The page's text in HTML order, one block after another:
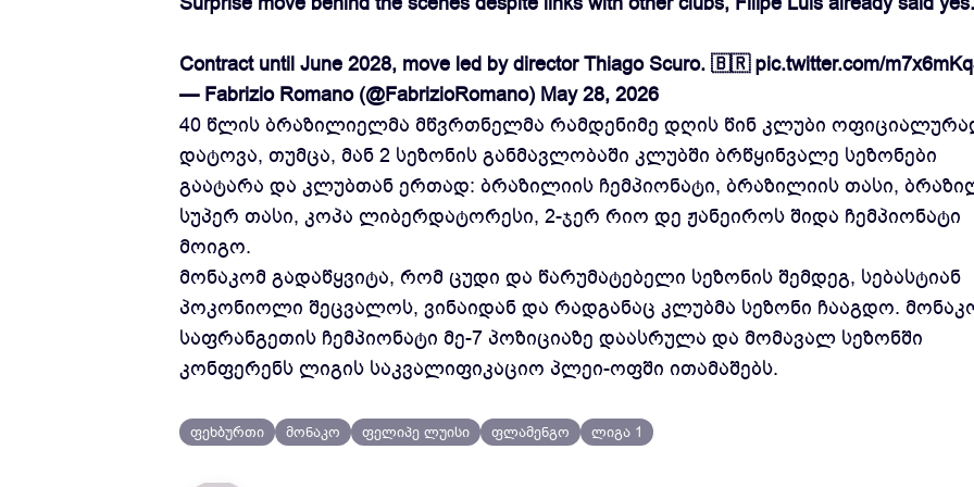
Contract until June 2028, move led by director Thiago Scuro. 🇧🇷pic.twitter.com/
— Fabrizio Romano (@FabrizioRomano) May 28, 2026
40 წლის ბრაზილიელმა მწვრთნელმა რამდენიმე დღის წინ კლუბი
დატოვა, თუმცა, მან 2 სეზონის განმავლობაში კლუბში ბრწყინვალე სეზონები
გაატარა და კლუბთან ერთად: ბრაზილიის ჩემპიონატი, ბრაზილიის თასი,
სუპერ თასი, კოპა ლიბერდატორესი, 2-ჯერ რიო დე ჟანეიროს შიდა ჩემპიონატი
მოიგო.
მონაკომ გადაწყვიტა, რომ ცუდი და წარუმატებელი სეზონის შემდეგ, სებასტიან
პოკონიოლი შეცვალოს, ვინაიდან და რადგანაც კლუბმა სეზონი ჩააგდო.
საფრანგეთის ჩემპიონატი მე-7 პოზიციაზე დაასრულა და მომავალ სეზონში
კონფერენს ლიგის საკვალიფიკაციო პლეი-ოფში ითამაშებს.
ფეხბურთი მონაკო ფელიპე ლუისი ფლამენგო ლიგა 1